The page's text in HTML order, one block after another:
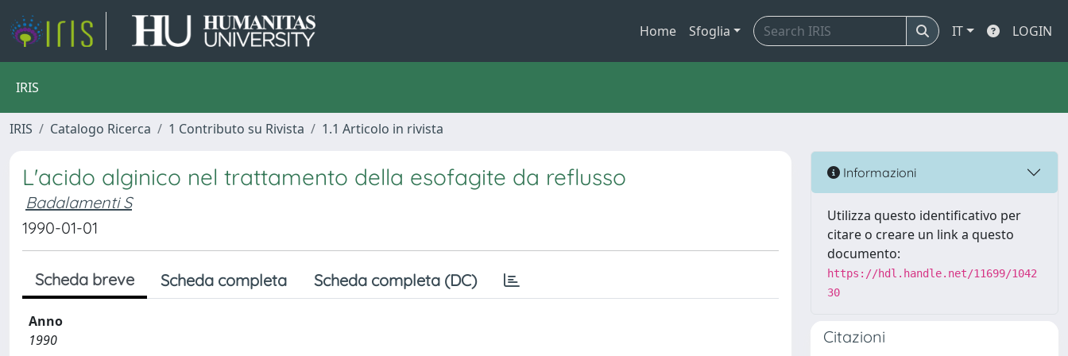
Home Sfoglia IT LOGIN
IRIS
IRIS Catalogo Ricerca 1 Contributo su Rivista 1.1 Articolo in rivista
L'acido alginico nel trattamento della esofagite da reflusso
Badalamenti S
1990-01-01
Scheda breve Scheda completa Scheda completa (DC)
Anno
1990
Informazioni
Utilizza questo identificativo per
citare o creare un link a questo
documento:
https://hdl.handle.net/11699/1042
30
Citazioni